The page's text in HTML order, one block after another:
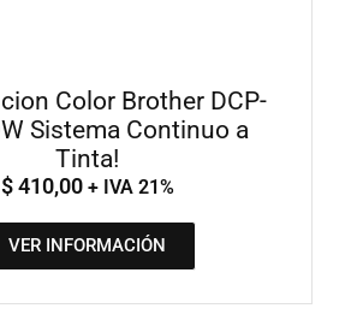
Color Brother DCP-
Sistema Continuo a
Tinta!
$410,00+ IVA 21%
VER INFORMACIÓN